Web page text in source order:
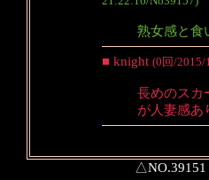
熟女感と食
■ knight (0回/2015/
長めのスカ
が人妻感あ